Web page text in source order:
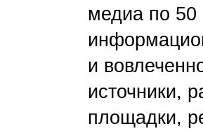
медиа по 50
и
источники,
площадки,